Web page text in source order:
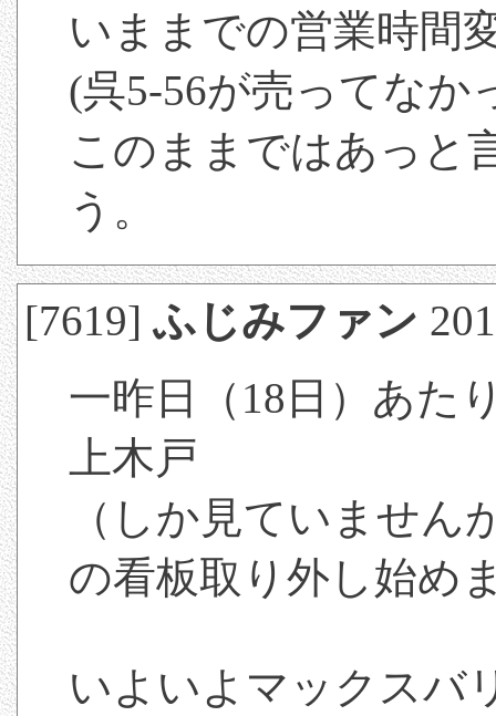
いままでの営業時間
(呉5-56が売ってなか
このままではあっと
う。
[7619]ふじみファン
一昨日（18日）あた
上木戸
（しか見ていませ
の看板取り外し始め
いよいよマックスバ